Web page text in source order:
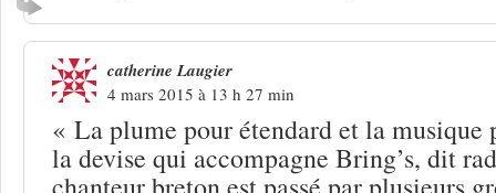
catherine Laugier
4 mars 2015 à 13 h 27 min
« La plume pour étendard et la musique
la devise qui accompagne Bring’s, dit